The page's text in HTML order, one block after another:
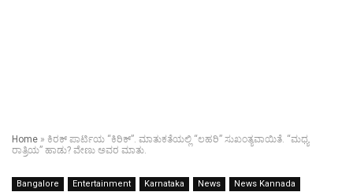
Home » ಕಿರಕ್ ಪಾರ್ಟಿಯ “ಕಿರಿಕ್”. ಮಾತುಕತೆಯಲ್ಲಿ “ಲಹರಿ” ಸುಖಂತ್ಯವಾಯಿತೆ. “ಮಧ್ಯ
ರಾತ್ರಿಯ” ಹಾಡು? ವೇಣು ಅವರ ಮಾತು.
Bangalore Entertainment Karnataka News News Kannada